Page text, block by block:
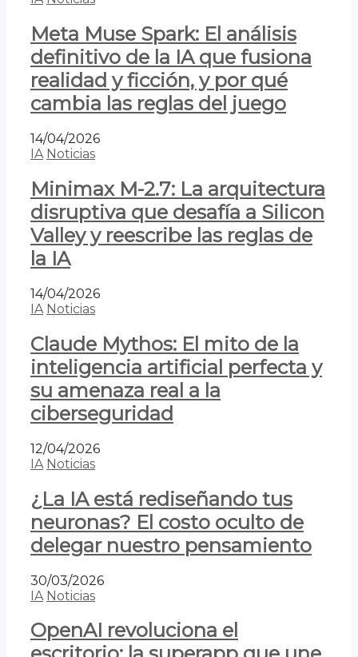
Meta Muse Spark: El análisis
definitivo de la IA que fusiona
realidad y ficción, y por qué
cambia las reglas del juego
14/04/2026
IA Noticias
Minimax M-2.7: La arquitectura
disruptiva que desafía a Silicon
Valley y reescribe las reglas de
la IA
14/04/2026
IA Noticias
Claude Mythos: El mito de la
inteligencia artificial perfecta y
su amenaza real a la
ciberseguridad
12/04/2026
IA Noticias
¿La IA está rediseñando tus
neuronas? El costo oculto de
delegar nuestro pensamiento
30/03/2026
IA Noticias
OpenAI revoluciona el